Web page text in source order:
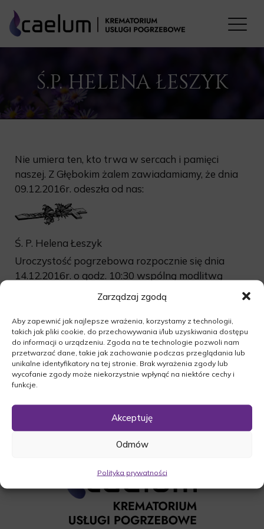
Zarządzaj zgodą
Aby zapewnić jak najlepsze wrażenia, korzystamy z technologii,
takich jak pliki cookie, do przechowywania i/lub uzyskiwania dostępu
do informacji o urządzeniu. Zgoda na te technologie pozwoli nam
przetwarzać dane, takie jak zachowanie podczas przeglądania lub
unikalne identyfikatory na tej stronie. Brak wyrażenia zgody lub
wycofanie zgody może niekorzystnie wpłynąć na niektóre cechy i
funkcje.
Akceptuję
Odmów
Polityka prywatności
Ś.P. HELENA ŁESZYK
Nie umiera ten, kto trwa w sercach i pamięci
naszej. Z Głębokim żalem zawiadamiamy, że dnia
09.12.2016r. odeszła od nas:
Ś. P. Helena Łeszyk
Uroczystość pogrzebowa rozpocznie się dnia
14.12.2016r. o godz. 10:30 wspólną modlitwą
Międzyrzeczu. Następnie odbędzie się msza
święta o godz. 11:00. Ceremonia pogrzebowa na
cmentarzu w Międzyrzeczu odbędzie się o godz.
12:00.
O czym zawiadamia pogrążona w smutku
Rodzina.